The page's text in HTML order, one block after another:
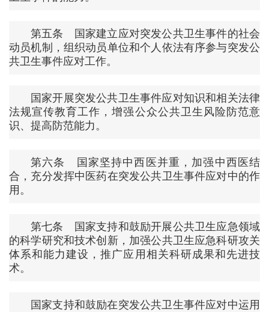
第五条 国家建立应对突发公共卫生事件的社会
动员机制，组织动员单位和个人依法有序参与突发公
共卫生事件应对工作。
国家开展突发公共卫生事件应对知识和相关法律
法规宣传教育工作，增强公众公共卫生风险防范意
识、提高防范能力。
第六条 国家坚持中西医并重，加强中西医结
合，充分发挥中医药在突发公共卫生事件应对中的作
用。
第七条 国家支持和鼓励开展公共卫生应急领域
的科学研究和技术创新，加强公共卫生应急科研攻关
体系和能力建设，推广应用相关科研成果和先进技
术。
国家支持和鼓励在突发公共卫生事件应对中运用